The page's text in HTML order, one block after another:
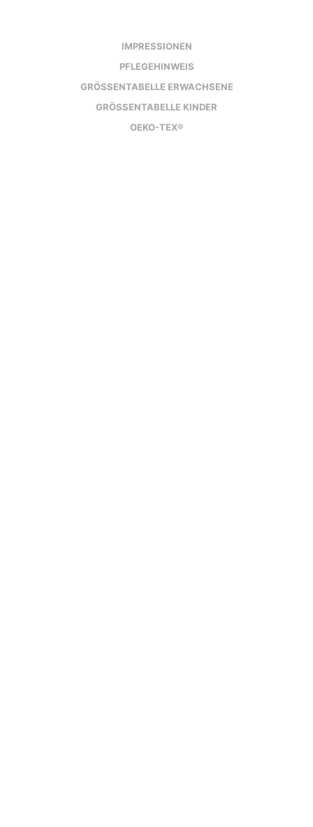
IMPRESSIONEN
PFLEGEHINWEIS
GRÖSSENTABELLE ERWACHSENE
GRÖSSENTABELLE KINDER
OEKO-TEX®